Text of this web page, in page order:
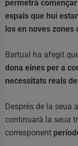
permetrà
espais que hui
los en noves zones
Bartual ha afegit
dona eines per a
necessitats reals
Després de la seua
continuarà la seua
corresponent